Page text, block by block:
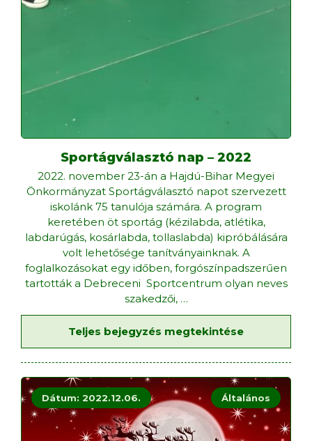
Sportágválasztó nap – 2022
2022. november 23-án a Hajdú-Bihar Megyei
Önkormányzat Sportágválasztó napot szervezett
iskolánk 75 tanulója számára. A program
keretében öt sportág (kézilabda, atlétika,
labdarúgás, kosárlabda, tollaslabda) kipróbálására
volt lehetősége tanítványainknak. A
foglalkozásokat egy időben, forgószínpadszerűen
tartották a Debreceni Sportcentrum olyan neves
szakedzői, …
Teljes bejegyzés megtekintése
Dátum: 2022.12.06. Általános